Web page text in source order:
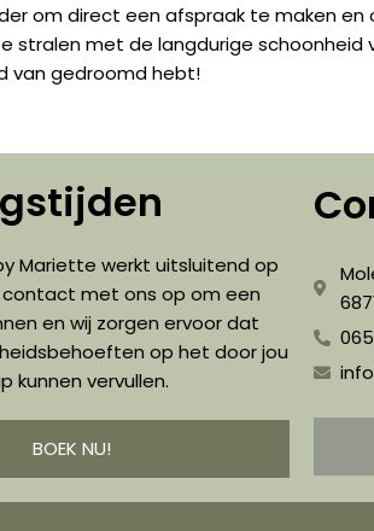
om direct een afspraak te maken
met de langdurige schoonheid
van gedroomd hebt!
Mariette werkt uitsluitend op
contact met ons op om een
en wij zorgen ervoor dat
op het door jou
kunnen vervullen.
BOEK NU!